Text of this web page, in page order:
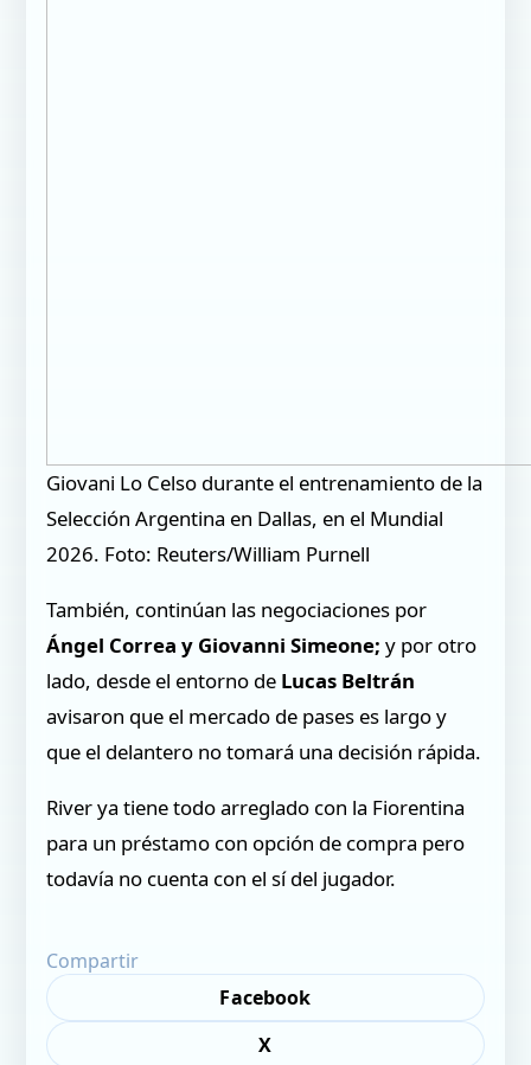
Giovani Lo Celso durante el entrenamiento de la
Selección Argentina en Dallas, en el Mundial
2026. Foto: Reuters/William Purnell
También, continúan las negociaciones por
Ángel Correa y Giovanni Simeone;y por otro
lado, desde el entorno de Lucas Beltrán
avisaron que el mercado de pases es largo y
que el delantero no tomará una decisión rápida.
River ya tiene todo arreglado con la Fiorentina
para un préstamo con opción de compra pero
todavía no cuenta con el sí del jugador.
Compartir
Facebook
X